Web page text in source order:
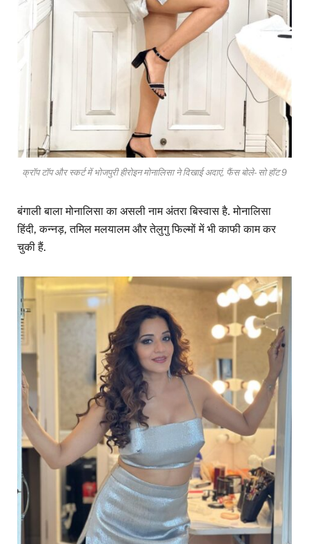
क्रॉप टॉप और स्कर्ट में भोजपुरी हीरोइन मोनालिसा ने दिखाई अदाएं, फैंस बोले- सो हॉट 9
बंगाली बाला मोनालिसा का असली नाम अंतरा बिस्वास है. मोनालिसा
हिंदी, कन्नड़, तमिल मलयालम और तेलुगु फिल्मों में भी काफी काम कर
चुकी हैं.